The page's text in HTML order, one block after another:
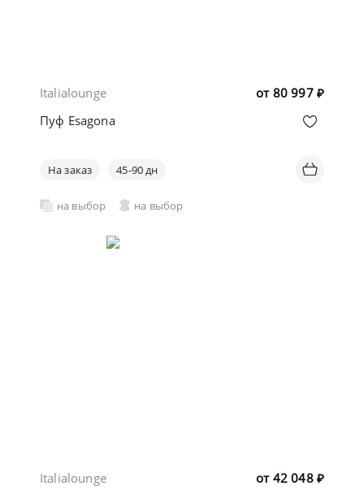
от 80 997 ₽
Italialounge
Пуф Esagona
На заказ 45-90 дн
на выбор на выбор
от 42 048 ₽
Italialounge